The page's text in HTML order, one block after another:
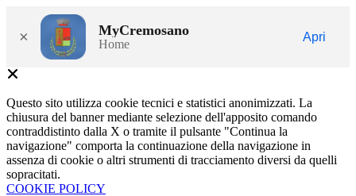
× MyCremosano
Home
Apri
Questo sito utilizza cookie tecnici e statistici anonimizzati. La
chiusura del banner mediante selezione dell'apposito comando
contraddistinto dalla X o tramite il pulsante "Continua la
navigazione" comporta la continuazione della navigazione in
assenza di cookie o altri strumenti di tracciamento diversi da quelli
sopracitati.
COOKIE POLICY